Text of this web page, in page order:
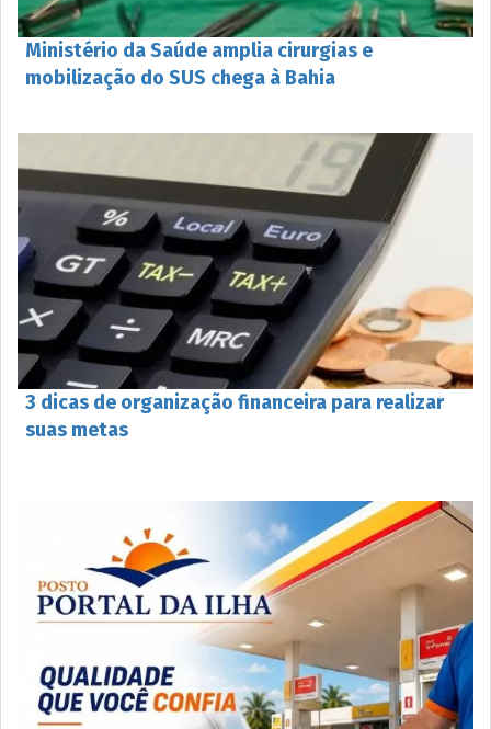
Ministério da Saúde amplia cirurgias e
mobilização do SUS chega à Bahia
3 dicas de organização financeira para realizar
suas metas